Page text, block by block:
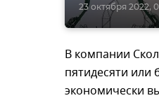
23 октября 2022,
В компании
пятидесяти
экономически